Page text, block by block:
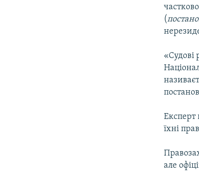
(
«Судові
Експерт
їхні
але